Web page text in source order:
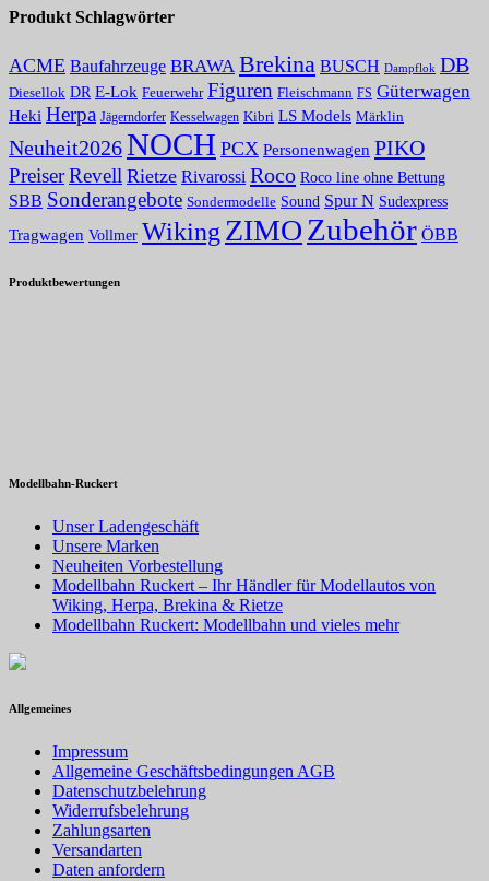
Produkt Schlagwörter
ACME Baufahrzeuge BRAWA Brekina BUSCH Dampflok DB
Diesellok DR E-Lok Feuerwehr Figuren Fleischmann FS Güterwagen
Heki Herpa Jägerndorfer Kesselwagen Kibri LS Models Märklin
Neuheit2026NOCH PCX Personenwagen PIKO
PreiserRevell Rietze Rivarossi Roco Roco line ohne Bettung
SBB Sonderangebote Sondermodelle Sound Spur N Sudexpress
Tragwagen Vollmer Wiking ZIMOZubehör ÖBB
Produktbewertungen
Modellbahn-Ruckert
Unser Ladengeschäft
Unsere Marken
Neuheiten Vorbestellung
Modellbahn Ruckert – Ihr Händler für Modellautos von
Wiking, Herpa, Brekina & Rietze
Modellbahn Ruckert: Modellbahn und vieles mehr
Allgemeines
Impressum
Allgemeine Geschäftsbedingungen AGB
Datenschutzbelehrung
Widerrufsbelehrung
Zahlungsarten
Versandarten
Daten anfordern